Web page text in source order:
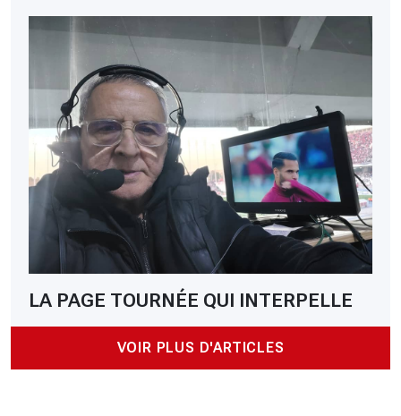
LA PAGE TOURNÉE QUI INTERPELLE
VOIR PLUS D'ARTICLES